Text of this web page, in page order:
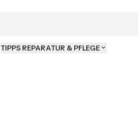
TIPPS REPARATUR & PFLEGE